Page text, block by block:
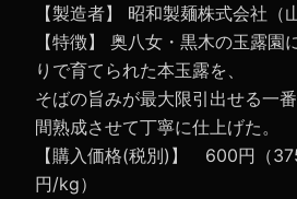
【製造者】 昭和製麺株式会社（
【特徴】 奥八女・黒木の玉露園
りで育てられた本玉露を、
そばの旨みが最大限引出せる一
間熟成させて丁寧に仕上げた。
【購入価格(税別)】 600円（
円/kg）